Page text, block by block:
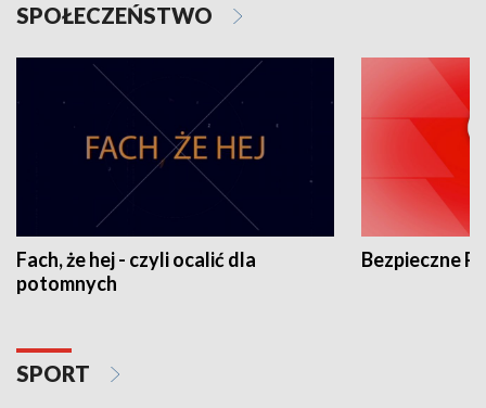
SPOŁECZEŃSTWO
Fach, że hej - czyli ocalić dla
potomnych
Bezpieczne
SPORT